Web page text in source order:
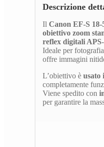
Descrizione
Il Canon EF-S
obiettivo zoom
reflex digitali
Ideale per
offre immagini
L’obiettivo è usato
completamente
Viene spedito con
per garantire la